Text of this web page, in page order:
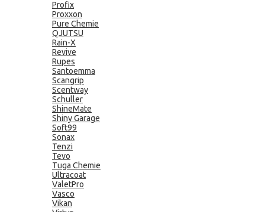
Profix
Proxxon
Pure Chemie
QJUTSU
Rain-X
Revive
Rupes
Santoemma
Scangrip
Scentway
Schuller
ShineMate
Shiny Garage
Soft99
Sonax
Tenzi
Tevo
Tuga Chemie
Ultracoat
ValetPro
Vasco
Vikan